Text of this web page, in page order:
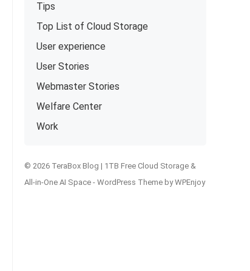
Tips
Top List of Cloud Storage
User experience
User Stories
Webmaster Stories
Welfare Center
Work
© 2026 TeraBox Blog | 1TB Free Cloud Storage &
All-in-One AI Space - WordPress Theme byWPEnjoy